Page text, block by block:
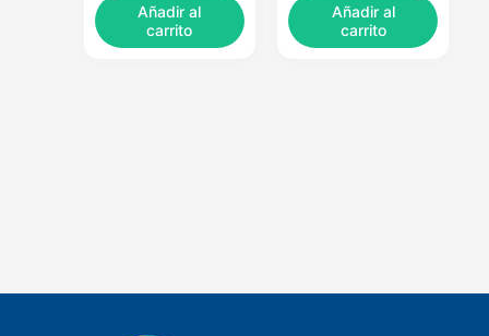
Añadir al
carrito
Añadir al
carrito